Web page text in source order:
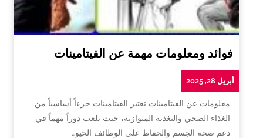
فوائد ومعلومات مهمة عن الفيتامينات
أبريل 28, 2025
معلومات عن الفيتامينات تعتبر الفيتامينات جزءاً أساسياً من
الغذاء الصحي والتغذية المتوازنة، حيث تلعب دوراً مهماً في
دعم صحة الجسم والحفاظ على الوظائف الحيو…